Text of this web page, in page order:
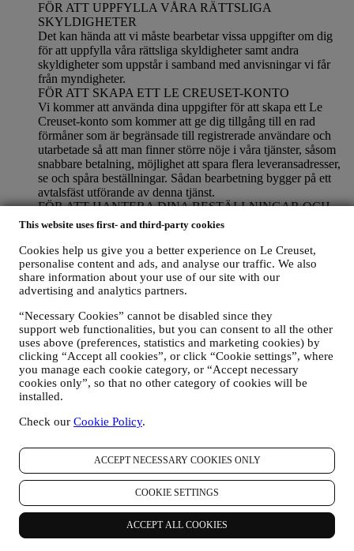
This website uses first- and third-party cookies
Cookies help us give you a better experience on Le Creuset,
personalise content and ads, and analyse our traffic. We also
share information about your use of our site with our
advertising and analytics partners.
“Necessary Cookies” cannot be disabled since they
support web functionalities, but you can consent to all the other
uses above (preferences, statistics and marketing cookies) by
clicking “Accept all cookies”, or click “Cookie settings”, where
you manage each cookie category, or “Accept necessary
cookies only”, so that no other category of cookies will be
installed.
Check our Cookie Policy.
ACCEPT NECESSARY COOKIES ONLY
COOKIE SETTINGS
ACCEPT ALL COOKIES
FÖR ATT UPPFYLLA VÅRA RÄTTSLIGA
SKYLDIGHETER
Det kan hända att vi måste bearbetar vissa uppgifter om dig
för att uppfylla våra rättsliga skyldigheter samt andra
skyldigheter som uppstår i samband med anvisningar vi får
från myndigheter.
FÖR ATT SKAPA ETT LE CREUSET-KONTO
Vi kommer att använda dina uppgifter för att skapa ett Le
Creuset-konto som kommer att ge dig tillgång till en rad
förmåner som är begränsade till registrerade användare och
utarbetade så att man finner större nöje i våra tjänster, såsom
snabbare betalning, möjlighet att spara flera leveransadresser,
se och spåra beställningar. Sådan bearbetning bygger på ett
avtalsfäst utförande av denna tjänst.
FÖR ATT HANTERA DINA BESTÄLLNINGAR OCH
ERBJUDA DIG VÅRA PRODUKTER, VÅRA
TJÄNSTER OCH VÅR HJÄLP
Vi kommer att använda dina uppgifter för att hantera vårt
avtalsförhållande till dig, dina produktköp via webbplatsen
och/eller i våra Le Creuset butiker, användning av
webbplatsen samt all service som erbjuds efter avslutat köp
bearbeta vissa uppgifter om dig i administrativt syfte i
samband med vårt avtalsförhållande till dig, t. ex. bland annat
bokföring, fakturering och revision, verifiering av kontokort,
bedrägerikontroll, trygghet, säkerhet, systemtest, underhåll
och statistisk analys m.m. Emellanåt kan det hända att vi
måste kontakta dig på grund av administrativa eller
information om ditt köp. Vi kommer också att använda dina
webbplats eller genom andra kanaler. Sådan bearbetning
bygger på ett avtalsfäst utförande av våra e-handelstjänster.
FÖR ATT INFORMERA DIG OM LE CREUSETS
PRODUKTNYHETER OCH ERBJUDANDEN
Om du har samtyckt till att vi gör det (till exempel genom att
prenumerera på vårt nyhetsbrev när du skapar ett konto på
webbplatsen), skickar vi dig marknadsföringskommunikation